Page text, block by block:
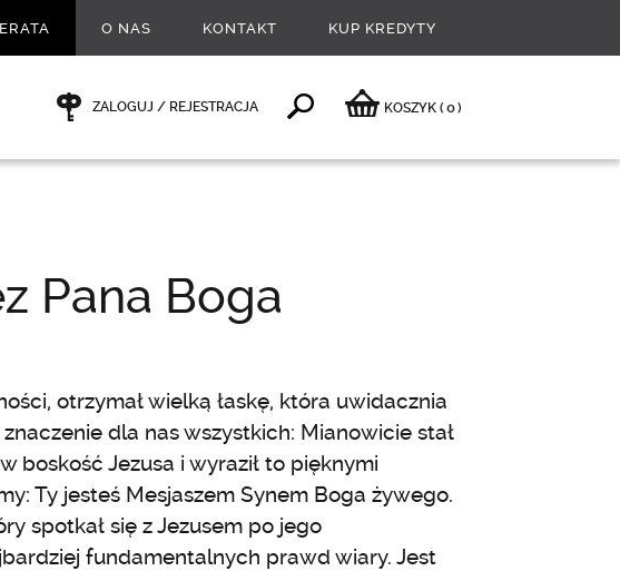
O NAS KONTAKT KUP KREDYTY
ZALOGUJ / REJESTRACJA KOSZYK ( 0)
Pana Boga
otrzymał wielką łaskę, która uwidacznia
dla nas wszystkich: Mianowicie stał
boskość Jezusa i wyraził to pięknymi
Ty jesteś Mesjaszem Synem Boga żywego.
spotkał się z Jezusem po jego
fundamentalnych prawd wiary. Jest